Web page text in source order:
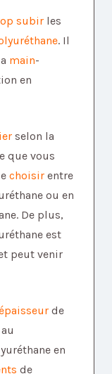
subir les
. Il
main-
en
selon la
que vous
choisir entre
ou en
De plus,
est
peut venir
de
en
de